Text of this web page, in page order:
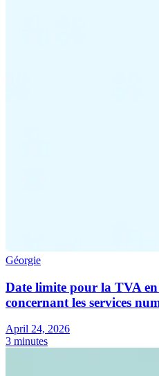
Géorgie
Date limite pour la TVA en
concernant les services
April 24, 2026
3 minutes